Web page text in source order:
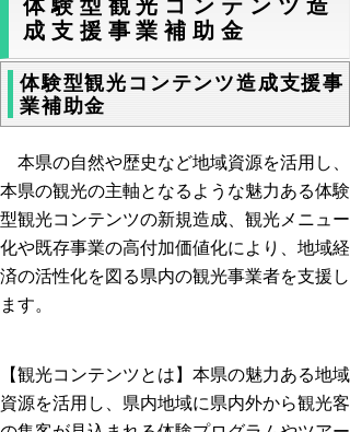
体験型観光コンテンツ造
成支援事業補助金
体験型観光コンテンツ造成支援事
業補助金
本県の自然や歴史など地域資源を活用し、
本県の観光の主軸となるような魅力ある体験
型観光コンテンツの新規造成、観光メニュー
化や既存事業の高付加価値化により、地域経
済の活性化を図る県内の観光事業者を支援し
ます。
【観光コンテンツとは】本県の魅力ある地域
資源を活用し、県内地域に県内外から観光客